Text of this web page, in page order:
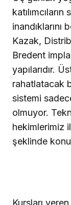
inandıklarını
Kazak,
Bredent
yapılarıdır.
rahatlatacak
sistemi
olmuyor.
hekimlerimiz
şeklinde
Kursları